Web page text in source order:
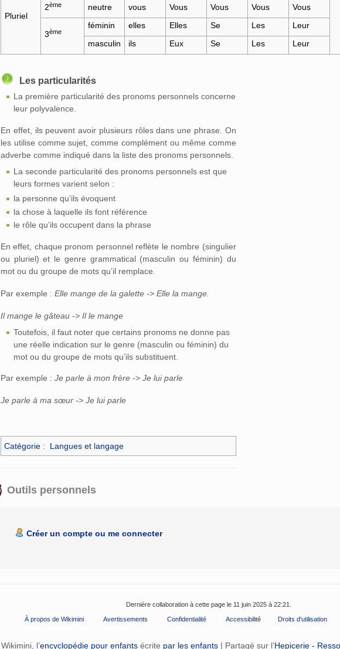
Pluriel
2ème neutre vous Vous Vous Vous Vous
3ème
féminin elles Elles Se Les
Leur
masculin
ils Eux Se Les Leur
Les particularités
La première particularité des pronoms personnels concerne
leur polyvalence.
En effet, ils peuvent avoir plusieurs rôles dans une phrase. On
les utilise comme sujet, comme complément ou même comme
adverbe comme indiqué dans la liste des pronoms personnels.
La seconde particularité des pronoms personnels est que
leurs formes varient selon :
la personne qu’ils évoquent
la chose à laquelle ils font référence
le rôle qu’ils occupent dans la phrase
En effet, chaque pronom personnel reflète le nombre (singulier
ou pluriel) et le genre grammatical (masculin ou féminin) du
mot ou du groupe de mots qu’il remplace.
Par exemple : Elle mange de la galette -> Elle la mange.
Il mange le gâteau -> Il le mange
Toutefois, il faut noter que certains pronoms ne donne pas
une réelle indication sur le genre (masculin ou féminin) du
mot ou du groupe de mots qu’ils substituent.
Par exemple : Je parle à mon frère -> Je lui parle
Je parle à ma sœur -> Je lui parle
Catégorie : Langues et langage
Outils personnels
Créer un compte ou me connecter
Dernière collaboration à cette page le 11 juin 2025 à 22:21.
À propos de Wikimini Avertissements Confidentialité Accessibilité Droits d'utilisation
Wikimini, l’encyclopédie pour enfants écrite par les enfants | Partagé sur l’Hepicerie -